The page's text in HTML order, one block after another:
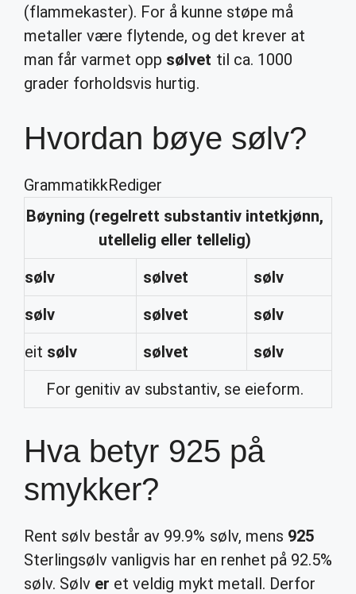
(flammekaster). For å kunne støpe må
metaller være flytende, og det krever at
man får varmet opp sølvet til ca. 1000
grader forholdsvis hurtig.
Hvordan bøye sølv?
GrammatikkRediger
Bøyning (regelrett substantiv intetkjønn,
utellelig eller tellelig)
sølv
sølvet
sølv
sølv
sølvet
sølv
eit sølv sølvet
sølv
For genitiv av substantiv, se eieform.
Hva betyr 925 på
smykker?
Rent sølv består av 99.9% sølv, mens 925
Sterlingsølv vanligvis har en renhet på 92.5%
sølv. Sølv er et veldig mykt metall. Derfor